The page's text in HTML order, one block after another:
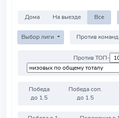
Дома На выезде Все
Выбор лиги
Против ТОП-
Победа
до 1.5
Победа соп.
до 1.5